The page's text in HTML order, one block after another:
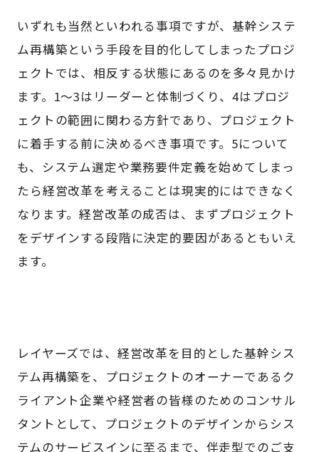
いずれも当然といわれる事項ですが、基幹システ
ム再構築という手段を目的化してしまったプロジ
ェクトでは、相反する状態にあるのを多々見かけ
ます。1～3はリーダーと体制づくり、4はプロジ
ェクトの範囲に関わる方針であり、プロジェクト
に着手する前に決めるべき事項です。5について
も、システム選定や業務要件定義を始めてしまっ
たら経営改革を考えることは現実的にはできなく
なります。経営改革の成否は、まずプロジェクト
をデザインする段階に決定的要因があるともいえ
ます。
レイヤーズでは、経営改革を目的とした基幹シス
テム再構築を、プロジェクトのオーナーであるク
ライアント企業や経営者の皆様のためのコンサル
タントとして、プロジェクトのデザインからシス
テムのサービスインに至るまで、伴走型でのご支